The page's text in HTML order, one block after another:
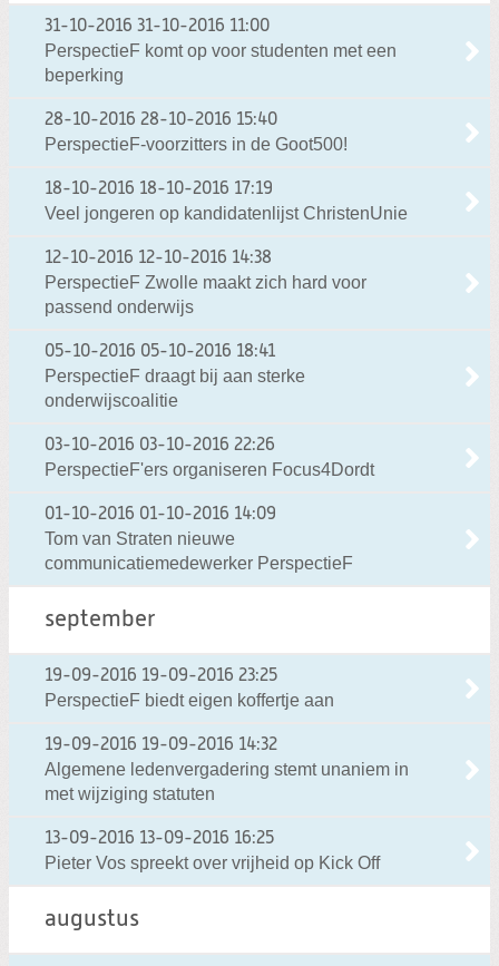
31-10-2016 31-10-2016 11:00
PerspectieF komt op voor studenten met een
beperking
28-10-2016 28-10-2016 15:40
PerspectieF-voorzitters in de Goot500!
18-10-2016 18-10-2016 17:19
Veel jongeren op kandidatenlijst ChristenUnie
12-10-2016 12-10-2016 14:38
PerspectieF Zwolle maakt zich hard voor
passend onderwijs
05-10-2016 05-10-2016 18:41
PerspectieF draagt bij aan sterke
onderwijscoalitie
03-10-2016 03-10-2016 22:26
PerspectieF'ers organiseren Focus4Dordt
01-10-2016 01-10-2016 14:09
Tom van Straten nieuwe
communicatiemedewerker PerspectieF
september
19-09-2016 19-09-2016 23:25
PerspectieF biedt eigen koffertje aan
19-09-2016 19-09-2016 14:32
Algemene ledenvergadering stemt unaniem in
met wijziging statuten
13-09-2016 13-09-2016 16:25
Pieter Vos spreekt over vrijheid op Kick Off
augustus